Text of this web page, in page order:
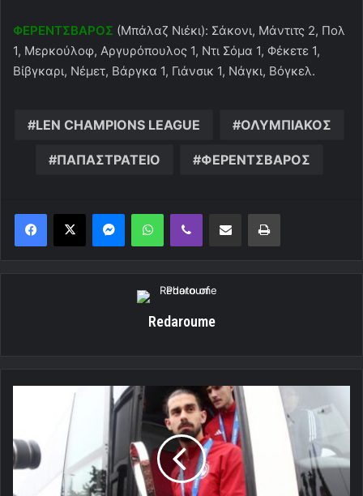
ΦΕΡΕΝΤΣΒΑΡΟΣ (Μπάλαζ Νιέκι): Σάκονι, Μάντιτς 2, Πολ
1, Μερκούλοφ, Αργυρόπουλος 1, Ντι Σόμα 1, Φέκετε 1,
Βίβγκαρι, Νέμετ, Βάργκα 1, Γιάνσικ 1, Νάγκι, Βόγκελ.
LEN CHAMPIONS LEAGUE ΟΛΥΜΠΙΑΚΟΣ
ΠΑΠΑΣΤΡΑΤΕΙΟ ΦΕΡΕΝΤΣΒΑΡΟΣ
MessengerWhatsAppViber Κοινοποίηση μέσω ηλεκτρονικού ταχυδρομείουΕκτύπωση
Redaroume
ταβάνι!»